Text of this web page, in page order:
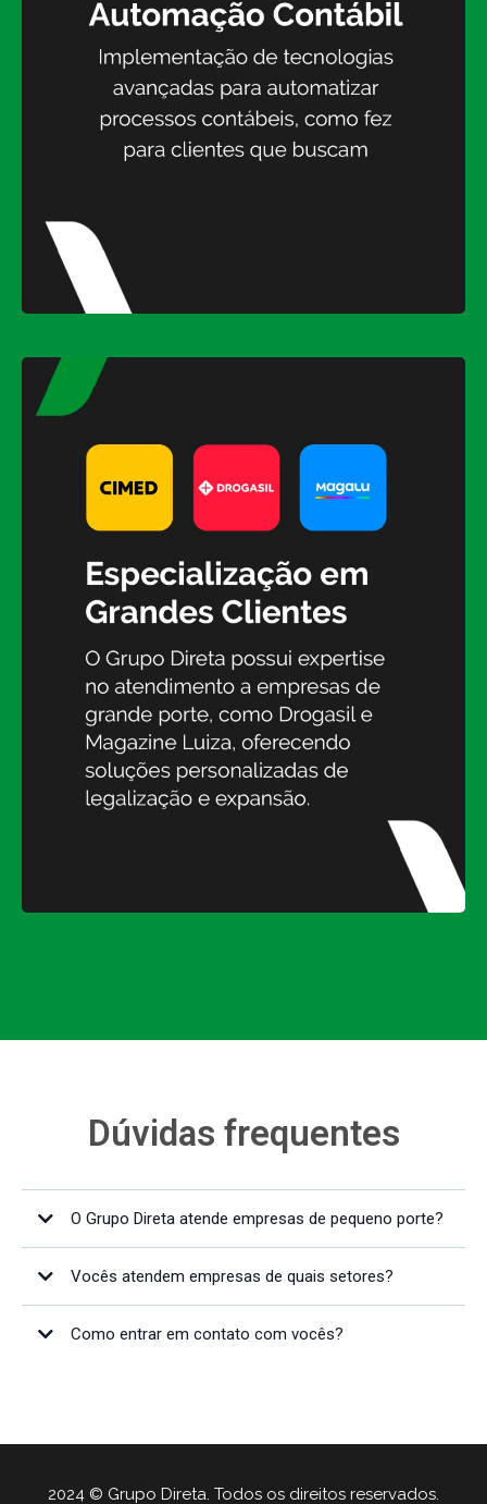
Dúvidas frequentes
O Grupo Direta atende empresas de pequeno porte?
Vocês atendem empresas de quais setores?
Como entrar em contato com vocês?
2024 © Grupo Direta. Todos os direitos reservados.